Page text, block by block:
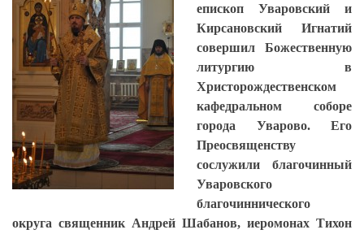
епископ Уваровский и
Кирсановский Игнатий
совершил Божественную
литургию в
Христорождественском
кафедральном соборе
города Уварово. Его
Преосвященству
сослужили благочинный
Уваровского
благочиннического
округа священник Андрей Шабанов, иеромонах Тихон